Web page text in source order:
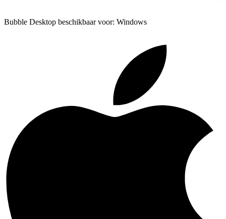
Bubble Desktop beschikbaar voor: Windows